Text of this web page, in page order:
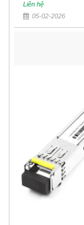
Liên hệ
05-02-2026